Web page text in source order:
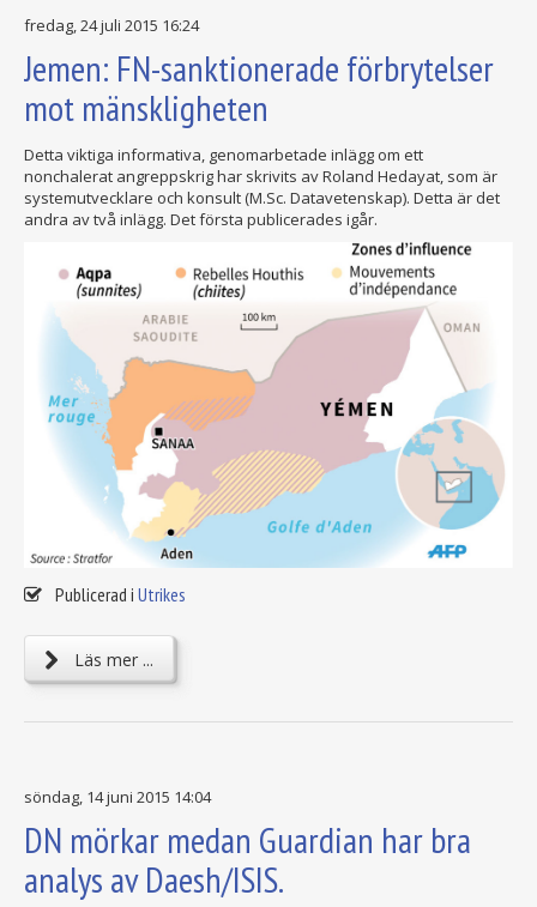
fredag, 24 juli 2015 16:24
Jemen: FN-sanktionerade förbrytelser
mot mänskligheten
Detta viktiga informativa, genomarbetade inlägg om ett
nonchalerat angreppskrig har skrivits av Roland Hedayat, som är
systemutvecklare och konsult (M.Sc. Datavetenskap). Detta är det
andra av två inlägg. Det första publicerades igår.
Publicerad i Utrikes
Läs mer ...
söndag, 14 juni 2015 14:04
DN mörkar medan Guardian har bra
analys av Daesh/ISIS.